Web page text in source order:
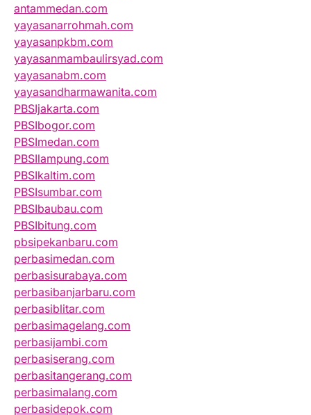
antammedan.com
yayasanarrohmah.com
yayasanpkbm.com
yayasanmambaulirsyad.com
yayasanabm.com
yayasandharmawanita.com
PBSIjakarta.com
PBSIbogor.com
PBSImedan.com
PBSIlampung.com
PBSIkaltim.com
PBSIsumbar.com
PBSIbaubau.com
PBSIbitung.com
pbsipekanbaru.com
perbasimedan.com
perbasisurabaya.com
perbasibanjarbaru.com
perbasiblitar.com
perbasimagelang.com
perbasijambi.com
perbasiserang.com
perbasitangerang.com
perbasimalang.com
perbasidepok.com